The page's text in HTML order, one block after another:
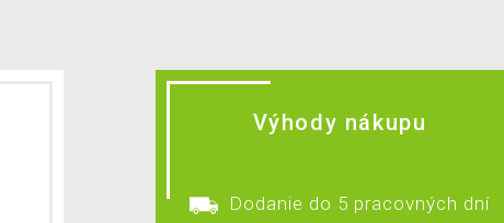
Výhody nákupu
Dodanie do 5 pracovných dní